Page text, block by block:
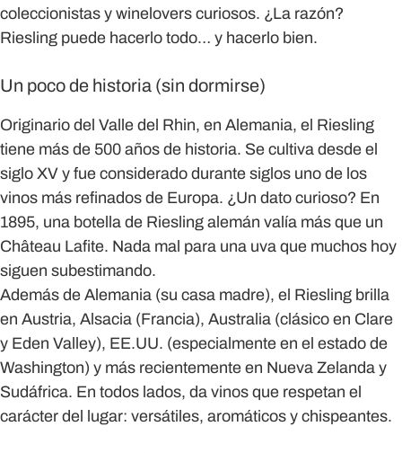
coleccionistas y winelovers curiosos. ¿La razón?
Riesling puede hacerlo todo… y hacerlo bien.
Un poco de historia (sin dormirse)
Originario del Valle del Rhin, en Alemania, el Riesling
tiene más de 500 años de historia. Se cultiva desde el
siglo XV y fue considerado durante siglos uno de los
vinos más refinados de Europa. ¿Un dato curioso? En
1895, una botella de Riesling alemán valía más que un
Château Lafite. Nada mal para una uva que muchos hoy
siguen subestimando.
Además de Alemania (su casa madre), el Riesling brilla
en Austria, Alsacia (Francia), Australia (clásico en Clare
y Eden Valley), EE.UU. (especialmente en el estado de
Washington) y más recientemente en Nueva Zelanda y
Sudáfrica. En todos lados, da vinos que respetan el
carácter del lugar: versátiles, aromáticos y chispeantes.